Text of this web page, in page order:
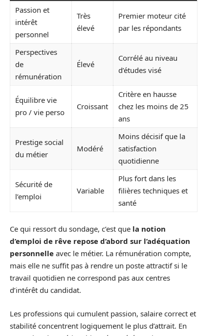
Passion et
intérêt
personnel
Très
élevé
Premier moteur cité
par les répondants
Perspectives
de
rémunération
Élevé
Corrélé au niveau
d’études visé
Équilibre vie
pro / vie perso
Croissant
Critère en hausse
chez les moins de 25
ans
Prestige social
du métier
Modéré
Moins décisif que la
satisfaction
quotidienne
Sécurité de
l’emploi
Variable
Plus fort dans les
filières techniques et
santé
Ce qui ressort du sondage, c’est que la notion
d’emploi de rêve repose d’abord sur l’adéquation
personnelle avec le métier. La rémunération compte,
mais elle ne suffit pas à rendre un poste attractif si le
travail quotidien ne correspond pas aux centres
d’intérêt du candidat.
Les professions qui cumulent passion, salaire correct et
stabilité concentrent logiquement le plus d’attrait. En